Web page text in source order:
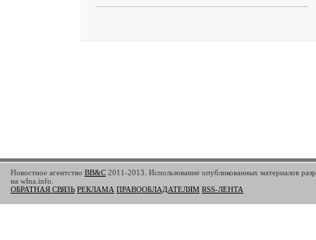
Новостное агентство BB&C 2011-2013. Использование опубликованных материалов
на wlna.info.
ОБРАТНАЯ СВЯЗЬ РЕКЛАМА ПРАВООБЛАДАТЕЛЯМ RSS-ЛЕНТА